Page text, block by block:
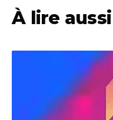
À lire aussi